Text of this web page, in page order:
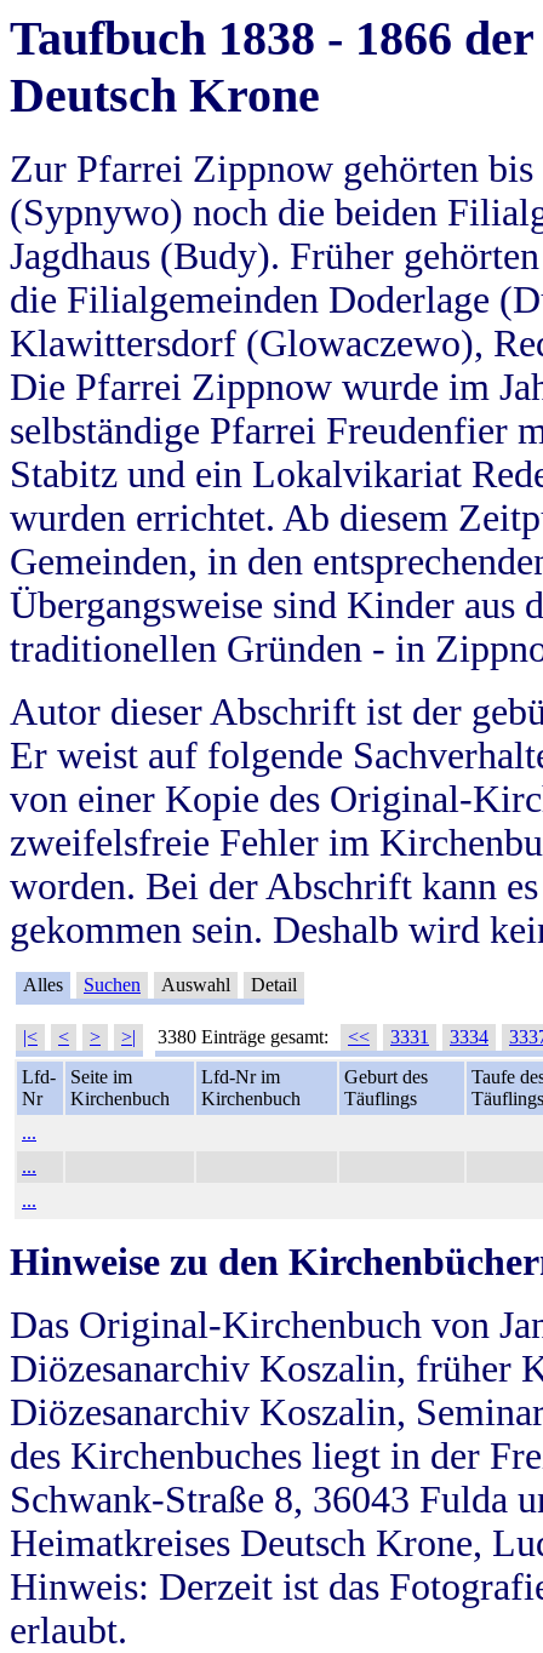
Taufbuch 1838 - 1866
Deutsch Krone
Zur Pfarrei Zippnow gehörten
(Sypnywo) noch die beiden
Jagdhaus (Budy). Früher
die Filialgemeinden Doderlage
Klawittersdorf (Glowaczewo),
Die Pfarrei Zippnow wurde im
selbständige Pfarrei Freudenfier
Stabitz und ein Lokalvikariat
wurden errichtet. Ab diesem
Gemeinden, in den
Übergangsweise sind Kinder aus
traditionellen Gründen - in
Autor dieser Abschrift ist der
Er weist auf folgende
von einer Kopie des Original-
zweifelsfreie Fehler im
worden. Bei der Abschrift kann
gekommen sein. Deshalb wird
Alles Suchen Auswahl Detail
|< < > >| 3380 Einträge gesamt: << 3331 3334
Lfd-
Nr
Seite im
Kirchenbuch
Lfd-Nr im
Kirchenbuch
Geburt des
Täuflings
Taufe
Täuflings
...
...
...
Hinweise zu den
Das Original-Kirchenbuch von
Diözesanarchiv Koszalin, früher
Diözesanarchiv Koszalin,
des Kirchenbuches liegt in der
Schwank-Straße 8, 36043 Fulda
Heimatkreises Deutsch Krone,
Hinweis: Derzeit ist das
erlaubt.